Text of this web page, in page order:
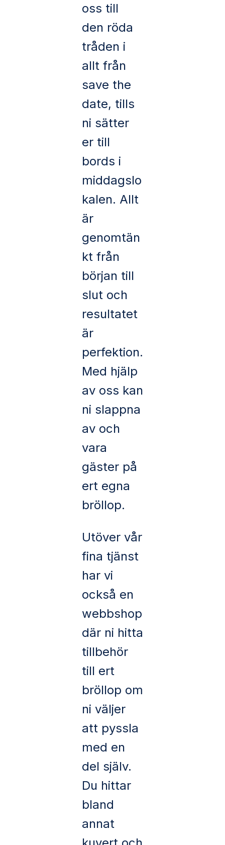
oss till
den röda
tråden i
allt från
save the
date, tills
ni sätter
er till
bords i
middagslo
kalen. Allt
är
genomtän
kt från
början till
slut och
resultatet
är
perfektion.
Med hjälp
av oss kan
ni slappna
av och
vara
gäster på
ert egna
bröllop.
Utöver vår
fina tjänst
har vi
också en
webbshop
där ni hitta
tillbehör
till ert
bröllop om
ni väljer
att pyssla
med en
del själv.
Du hittar
bland
annat